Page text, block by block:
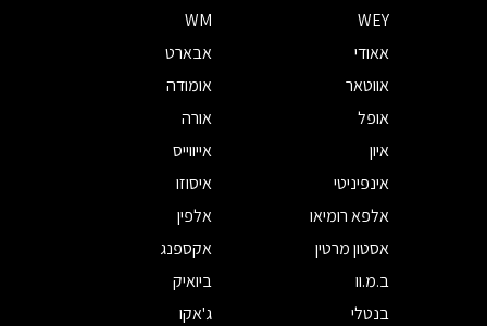
WEY
WM
אאודי
אבארט
אווטאר
אומודה
אופל
אורה
איון
אייווייס
אינפיניטי
איסוזו
אלפא רומיאו
אלפין
אסטון מרטין
אקספנג
ב.מ.וו
ביואיק
בנטלי
ג'אקו